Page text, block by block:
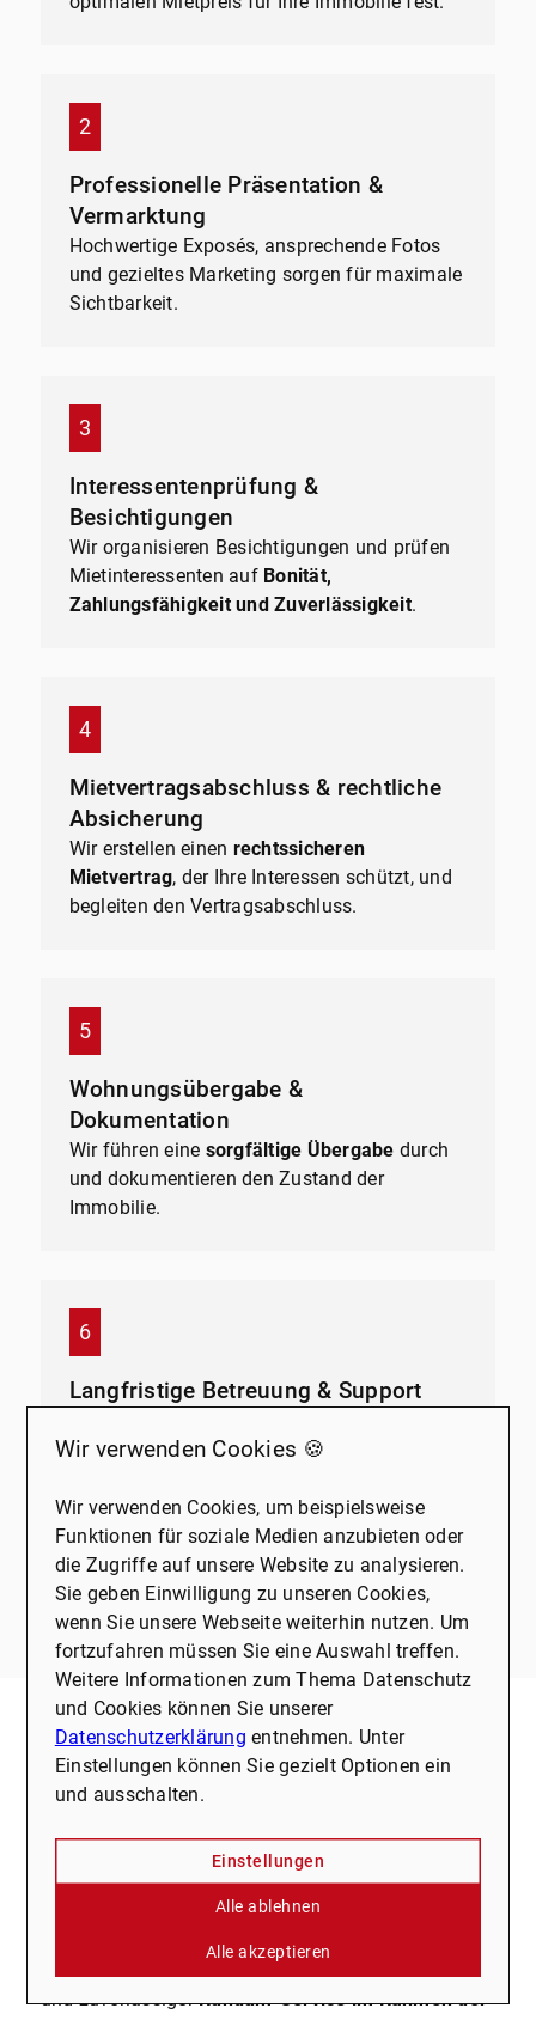
Professionelle Präsentation &
Vermarktung
Hochwertige Exposés, ansprechende Fotos
und gezieltes Marketing sorgen für maximale
Sichtbarkeit.
Interessentenprüfung &
Besichtigungen
Wir organisieren Besichtigungen und prüfen
Mietinteressenten auf Bonität,
Zahlungsfähigkeit und Zuverlässigkeit.
Mietvertragsabschluss & rechtliche
Absicherung
Wir erstellen einen rechtssicheren
Mietvertrag, der Ihre Interessen schützt, und
begleiten den Vertragsabschluss.
Wohnungsübergabe &
Dokumentation
Wir führen eine sorgfältige Übergabe durch
und dokumentieren den Zustand der
Immobilie.
Langfristige Betreuung & Support
– bei Fragen zur Mietverwaltung oder
Jetzt persönlich beraten lassen
Zufriedene Kunden sind unsere
größte Motivation
an uns besonders schätzen, ist zum einen
unsereehrliche und professionelle Arbeitim
Immobilienbewertung und
und zuverlässigerRundum-Service im Rahmen der
Wir verwenden Cookies 🍪
Wir verwenden Cookies, um beispielsweise
Funktionen für soziale Medien anzubieten oder
die Zugriffe auf unsere Website zu analysieren.
Sie geben Einwilligung zu unseren Cookies,
wenn Sie unsere Webseite weiterhin nutzen. Um
fortzufahren müssen Sie eine Auswahl treffen.
Weitere Informationen zum Thema Datenschutz
und Cookies können Sie unserer
Datenschutzerklärung entnehmen. Unter
Einstellungen können Sie gezielt Optionen ein
und ausschalten.
Einstellungen
Alle ablehnen
Alle akzeptieren